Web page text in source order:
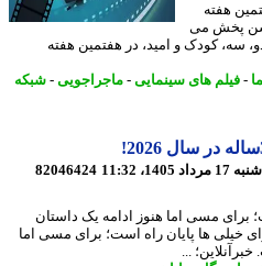
پخش می
کودک و امید، در هفتمین هفته
های سینمایی-ماجراجویی-شبکه
82046424
مسی اما هنوز ادامه یک داستان
:39 سالگی برای خیلی ها پایان راه است؛ برای مسی اما
...